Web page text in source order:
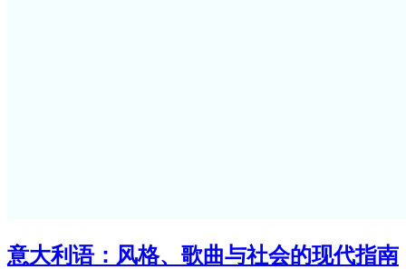
意大利语：风格、歌曲与社会的现代指南